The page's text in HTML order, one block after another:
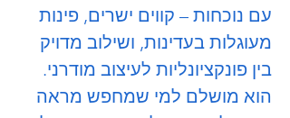
עם נוכחות – קווים ישרים, פינות
מעוגלות בעדינות, ושילוב מדויק
בין פונקציונליות לעיצוב מודרני.
הוא מושלם למי שמחפש מראה